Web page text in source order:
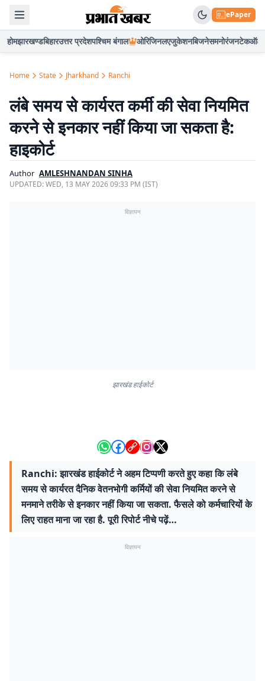
ePaper
होमझारखण्डबिहारउत्तर प्रदेशपश्चिम बंगाल ओरिजिनलएजुकेशनबिजनेसमनोरंजनटेकऑटो
Home State Jharkhand Ranchi
लंबे समय से कार्यरत कर्मी की सेवा नियमित
करने से इनकार नहीं किया जा सकता है:
हाइकोर्ट
Author AMLESHNANDAN SINHA
UPDATED:WED, 13 MAY 2026 09:33 PM (IST)
विज्ञापन
झारखंड हाईकोर्ट
Ranchi: झारखंड हाईकोर्ट ने अहम टिप्पणी करते हुए कहा कि लंबे
समय से कार्यरत दैनिक वेतनभोगी कर्मियों की सेवा नियमित करने से
मनमाने तरीके से इनकार नहीं किया जा सकता. फैसले को कर्मचारियों के
लिए राहत माना जा रहा है. पूरी रिपोर्ट नीचे पढ़ें…
विज्ञापन